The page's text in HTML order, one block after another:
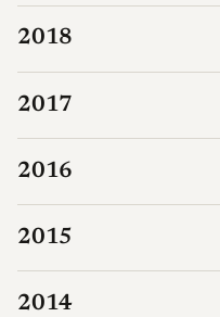
2018
2017
2016
2015
2014